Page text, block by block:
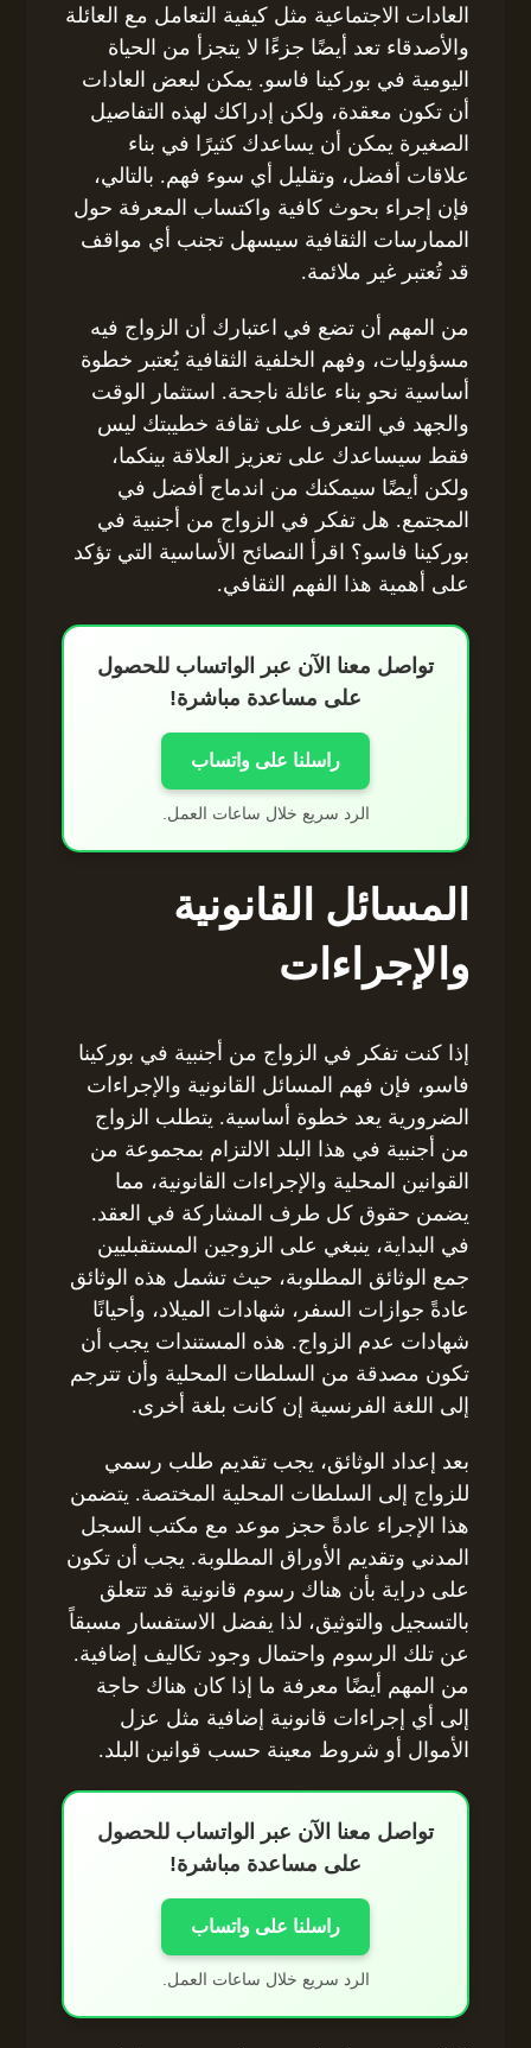
العادات الاجتماعية مثل كيفية التعامل مع العائلة
والأصدقاء تعد أيضًا جزءًا لا يتجزأ من الحياة
اليومية في بوركينا فاسو. يمكن لبعض العادات
أن تكون معقدة، ولكن إدراكك لهذه التفاصيل
الصغيرة يمكن أن يساعدك كثيرًا في بناء
علاقات أفضل، وتقليل أي سوء فهم. بالتالي،
فإن إجراء بحوث كافية واكتساب المعرفة حول
الممارسات الثقافية سيسهل تجنب أي مواقف
قد تُعتبر غير ملائمة.
من المهم أن تضع في اعتبارك أن الزواج فيه
مسؤوليات، وفهم الخلفية الثقافية يُعتبر خطوة
أساسية نحو بناء عائلة ناجحة. استثمار الوقت
والجهد في التعرف على ثقافة خطيبتك ليس
فقط سيساعدك على تعزيز العلاقة بينكما،
ولكن أيضًا سيمكنك من اندماج أفضل في
المجتمع. هل تفكر في الزواج من أجنبية في
بوركينا فاسو؟ اقرأ النصائح الأساسية التي تؤكد
على أهمية هذا الفهم الثقافي.
تواصل معنا الآن عبر الواتساب للحصول
على مساعدة مباشرة!
راسلنا على واتساب
الرد سريع خلال ساعات العمل.
المسائل القانونية
والإجراءات
إذا كنت تفكر في الزواج من أجنبية في بوركينا
فاسو، فإن فهم المسائل القانونية والإجراءات
الضرورية يعد خطوة أساسية. يتطلب الزواج
من أجنبية في هذا البلد الالتزام بمجموعة من
القوانين المحلية والإجراءات القانونية، مما
يضمن حقوق كل طرف المشاركة في العقد.
في البداية، ينبغي على الزوجين المستقبليين
جمع الوثائق المطلوبة، حيث تشمل هذه الوثائق
عادةً جوازات السفر، شهادات الميلاد، وأحيانًا
شهادات عدم الزواج. هذه المستندات يجب أن
تكون مصدقة من السلطات المحلية وأن تترجم
إلى اللغة الفرنسية إن كانت بلغة أخرى.
بعد إعداد الوثائق، يجب تقديم طلب رسمي
للزواج إلى السلطات المحلية المختصة. يتضمن
هذا الإجراء عادةً حجز موعد مع مكتب السجل
المدني وتقديم الأوراق المطلوبة. يجب أن تكون
على دراية بأن هناك رسوم قانونية قد تتعلق
بالتسجيل والتوثيق، لذا يفضل الاستفسار مسبقاً
عن تلك الرسوم واحتمال وجود تكاليف إضافية.
من المهم أيضًا معرفة ما إذا كان هناك حاجة
إلى أي إجراءات قانونية إضافية مثل عزل
الأموال أو شروط معينة حسب قوانين البلد.
تواصل معنا الآن عبر الواتساب للحصول
على مساعدة مباشرة!
راسلنا على واتساب
الرد سريع خلال ساعات العمل.